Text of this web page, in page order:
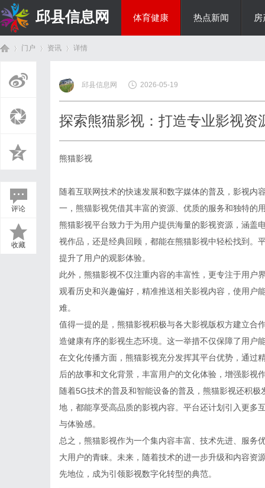
邱县信息网 体育健康 热点新闻
门户 资讯
›
详情
评论
收藏
邱县信息网 2026-05-19
探索熊猫影视：打造专业影视资
熊猫影视
随着互联网技术的快速发展和数字媒体的普及，影视内
一，熊猫影视凭借其丰富的资源、优质的服务和独特的
熊猫影视平台致力于为用户提供海量的影视资源，涵盖
视作品，还是经典回顾，都能在熊猫影视中轻松找到。
提升了用户的观影体验。
此外，熊猫影视不仅注重内容的丰富性，更专注于用户
观看历史和兴趣偏好，精准推送相关影视内容，使用户
难。
值得一提的是，熊猫影视积极与各大影视版权方建立合
造健康有序的影视生态环境。这一举措不仅保障了用户
在文化传播方面，熊猫影视充分发挥其平台优势，通过
后的故事和文化背景，丰富用户的文化体验，增强影视
随着5G技术的普及和智能设备的普及，熊猫影视还积
地，都能享受高品质的影视内容。平台还计划引入更多
与体验感。
总之，熊猫影视作为一个集内容丰富、技术先进、服务
大用户的青睐。未来，随着技术的进一步升级和内容资
先地位，成为引领影视数字化转型的典范。